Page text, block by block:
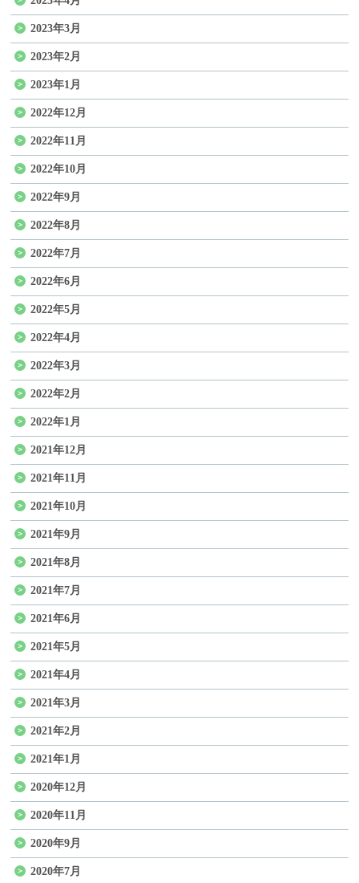
2023年3月
2023年2月
2023年1月
2022年12月
2022年11月
2022年10月
2022年9月
2022年8月
2022年7月
2022年6月
2022年5月
2022年4月
2022年3月
2022年2月
2022年1月
2021年12月
2021年11月
2021年10月
2021年9月
2021年8月
2021年7月
2021年6月
2021年5月
2021年4月
2021年3月
2021年2月
2021年1月
2020年12月
2020年11月
2020年9月
2020年7月